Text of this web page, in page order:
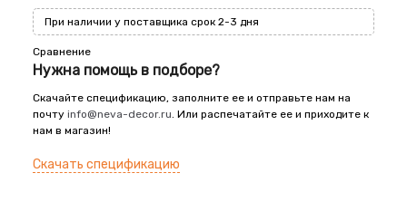
При наличии у поставщика срок 2-3 дня
Сравнение
Нужна помощь в подборе?
Скачайте спецификацию, заполните ее и отправьте нам на
почту info@neva-decor.ru . Или распечатайте ее и приходите к
нам в магазин!
Скачать спецификацию